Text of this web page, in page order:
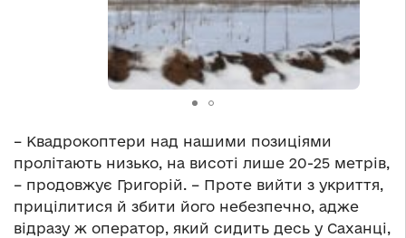
– Квадрокоптери над нашими позиціями
пролітають низько, на висоті лише 20-25 метрів,
– продовжує Григорій. – Проте вийти з укриття,
прицілитися й збити його небезпечно, адже
відразу ж оператор, який сидить десь у Саханці,